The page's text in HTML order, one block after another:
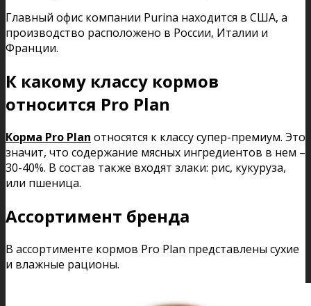
Главный офис компании Purina находится в США, а
производство расположено в России, Италии и
Франции.
К какому классу кормов
относится Pro Plan
Корма Pro Plan относятся к классу супер-премиум. Это
значит, что содержание мясных ингредиентов в нем –
30-40%. В состав также входят злаки: рис, кукуруза,
или пшеница.
Ассортимент бренда
В ассортименте кормов Pro Plan представлены сухие
и влажные рационы.